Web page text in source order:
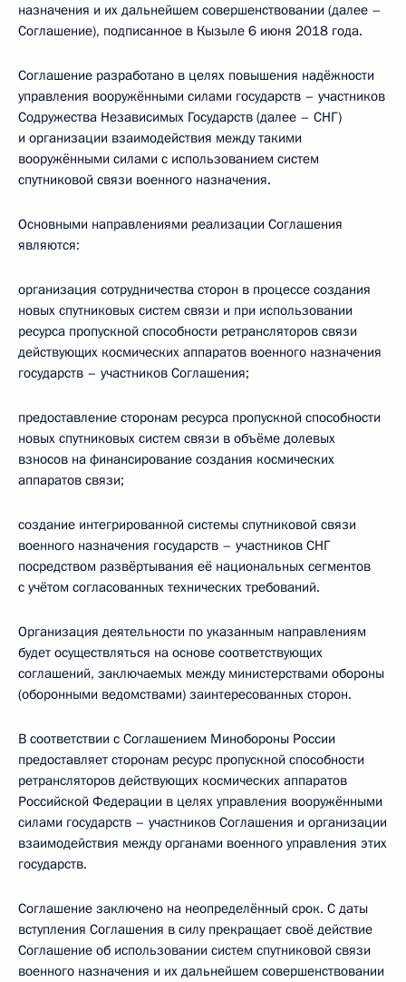
назначения и их дальнейшем совершенствовании (далее –
Соглашение), подписанное в Кызыле 6 июня 2018 года.
Соглашение разработано в целях повышения надёжности
управления вооружёнными силами государств – участников
Содружества Независимых Государств (далее – СНГ)
и организации взаимодействия между такими
вооружёнными силами с использованием систем
спутниковой связи военного назначения.
Основными направлениями реализации Соглашения
являются:
организация сотрудничества сторон в процессе создания
новых спутниковых систем связи и при использовании
ресурса пропускной способности ретрансляторов связи
действующих космических аппаратов военного назначения
государств – участников Соглашения;
предоставление сторонам ресурса пропускной способности
новых спутниковых систем связи в объёме долевых
взносов на финансирование создания космических
аппаратов связи;
создание интегрированной системы спутниковой связи
военного назначения государств – участников СНГ
посредством развёртывания её национальных сегментов
с учётом согласованных технических требований.
Организация деятельности по указанным направлениям
будет осуществляться на основе соответствующих
соглашений, заключаемых между министерствами обороны
(оборонными ведомствами) заинтересованных сторон.
В соответствии с Соглашением Минобороны России
предоставляет сторонам ресурс пропускной способности
ретрансляторов действующих космических аппаратов
Российской Федерации в целях управления вооружёнными
силами государств – участников Соглашения и организации
взаимодействия между органами военного управления этих
государств.
Соглашение заключено на неопределённый срок. С даты
вступления Соглашения в силу прекращает своё действие
Соглашение об использовании систем спутниковой связи
военного назначения и их дальнейшем совершенствовании